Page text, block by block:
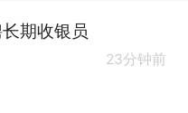
期收银员
23分钟前